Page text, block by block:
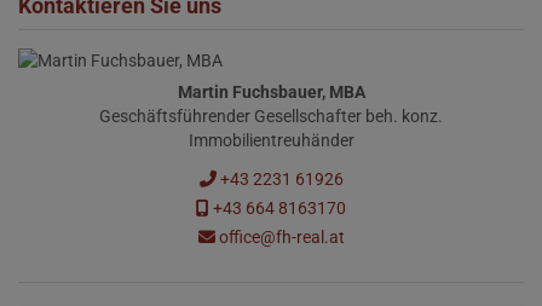
Kontaktieren Sie uns
Martin Fuchsbauer, MBA
Geschäftsführender Gesellschafter beh. konz.
Immobilientreuhänder
+43 2231 61926
+43 664 8163170
office@fh-real.at